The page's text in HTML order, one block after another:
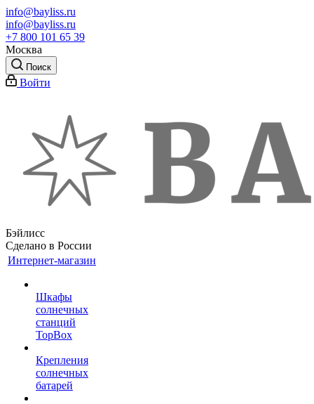
info@bayliss.ru
info@bayliss.ru
+7 800 101 65 39
Москва
Поиск
Войти
Бэйлисс
Сделано в России
Интернет-магазин
Шкафы
солнечных
станций
TopBox
Крепления
солнечных
батарей